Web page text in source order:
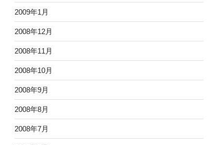
2009年1月
2008年12月
2008年11月
2008年10月
2008年9月
2008年8月
2008年7月